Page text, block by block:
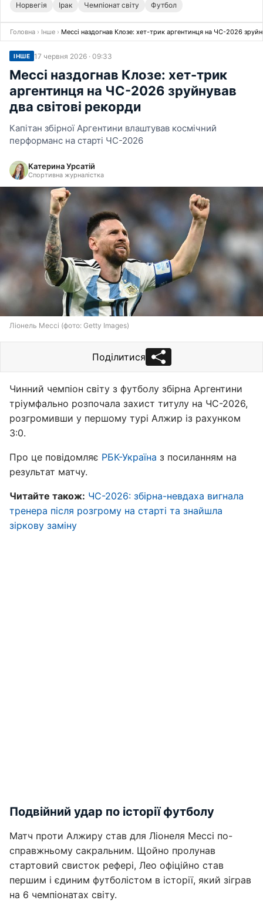
Норвегія Ірак Чемпіонат світу Футбол
Головна › Інше › Мессі наздогнав Клозе: хет-трик аргентинця на ЧС-2026
ІНШЕ 17 червня 2026 · 09:33
Мессі наздогнав Клозе: хет-трик
аргентинця на ЧС-2026 зруйнував
два світові рекорди
Капітан збірної Аргентини влаштував космічний
перформанс на старті ЧС-2026
Катерина Урсатій
Спортивна журналістка
Ліонель Мессі (фото: Getty Images)
Поділитися
Чинний чемпіон світу з футболу збірна Аргентини
тріумфально розпочала захист титулу на ЧС-2026,
розгромивши у першому турі Алжир із рахунком
3:0.
Про це повідомляє РБК-Україна з посиланням на
результат матчу.
Читайте також: ЧС-2026: збірна-невдаха вигнала
тренера після розгрому на старті та знайшла
зіркову заміну
Подвійний удар по історії футболу
Матч проти Алжиру став для Ліонеля Мессі по-
справжньому сакральним. Щойно пролунав
стартовий свисток рефері, Лео офіційно став
першим і єдиним футболістом в історії, який зіграв
на 6 чемпіонатах світу.